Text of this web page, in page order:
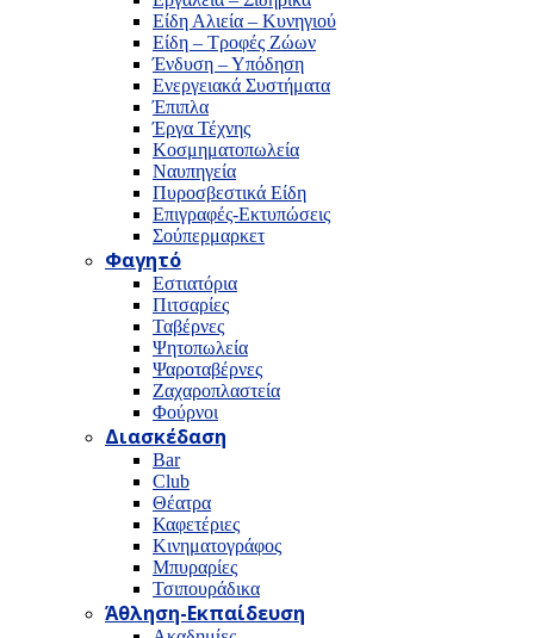
Είδη Αλιεία – Κυνηγιού
Είδη – Τροφές Ζώων
Ένδυση – Υπόδηση
Ενεργειακά Συστήματα
Έπιπλα
Έργα Τέχνης
Κοσμηματοπωλεία
Ναυπηγεία
Πυροσβεστικά Είδη
Επιγραφές-Εκτυπώσεις
Σούπερμαρκετ
Φαγητό
Εστιατόρια
Πιτσαρίες
Ταβέρνες
Ψητοπωλεία
Ψαροταβέρνες
Ζαχαροπλαστεία
Φούρνοι
Διασκέδαση
Bar
Club
Θέατρα
Καφετέριες
Κινηματογράφος
Μπυραρίες
Τσιπουράδικα
Άθληση-Εκπαίδευση